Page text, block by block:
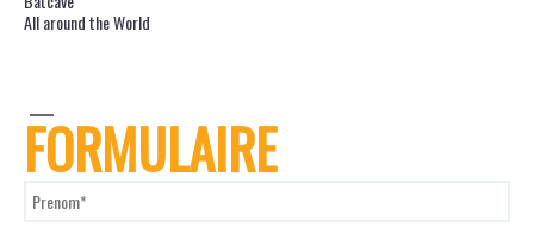
All around the World
FORMULAIRE